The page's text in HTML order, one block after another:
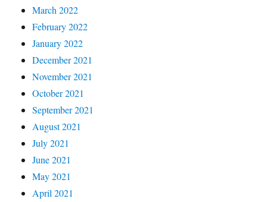
March 2022
February 2022
January 2022
December 2021
November 2021
October 2021
September 2021
August 2021
July 2021
June 2021
May 2021
April 2021